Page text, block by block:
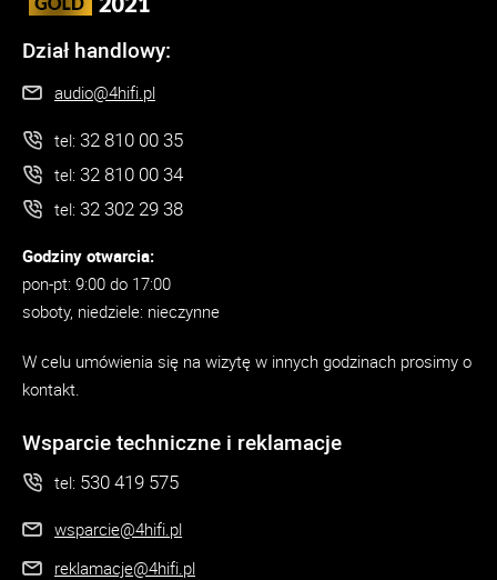
Dział handlowy:
audio@4hifi.pl
tel: 32 810 00 35
tel: 32 810 00 34
tel: 32 302 29 38
Godziny otwarcia:
pon-pt: 9:00 do 17:00
soboty, niedziele: nieczynne
W celu umówienia się na wizytę w innych godzinach prosimy o
kontakt.
Wsparcie techniczne i reklamacje
tel: 530 419 575
wsparcie@4hifi.pl
reklamacje@4hifi.pl